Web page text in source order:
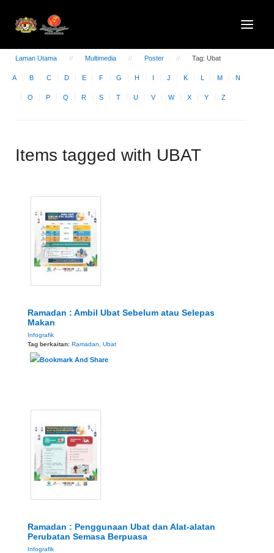
Laman Utama Multimedia Poster Tag: Ubat
A B C D E F G H I J K L M N
O P Q R S T U V W X Y Z
Items tagged with UBAT
Ramadan : Ambil Ubat Sebelum atau Selepas
Makan
Infografik
Tag berkaitan: Ramadan, Ubat
Ramadan : Penggunaan Ubat dan Alat-alatan
Perubatan Semasa Berpuasa
Infografik